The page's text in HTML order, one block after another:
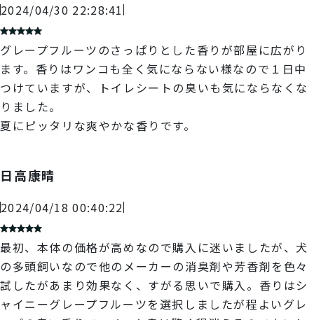
2024/04/30 22:28:41
グレープフルーツのさっぱりとした香りが部屋に広がり
ます。香りはワンコも全く気にならない様なので１日中
つけていますが、トイレシートの臭いも気にならなくな
りました。
夏にピッタリな爽やかな香りです。
日高康晴
2024/04/18 00:40:22
最初、本体の価格が高めなので購入に迷いましたが、犬
の多頭飼いなので他のメーカーの消臭剤や芳香剤を色々
試したがあまり効果なく、すがる思いで購入。香りはシ
ャイニーグレープフルーツを選択しましたが程よいグレ